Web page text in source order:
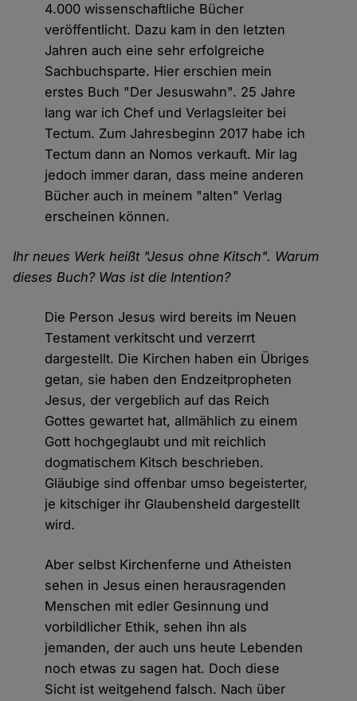
4.000 wissenschaftliche Bücher
veröffentlicht. Dazu kam in den letzten
Jahren auch eine sehr erfolgreiche
Sachbuchsparte. Hier erschien mein
erstes Buch "Der Jesuswahn". 25 Jahre
lang war ich Chef und Verlagsleiter bei
Tectum. Zum Jahresbeginn 2017 habe ich
Tectum dann an Nomos verkauft. Mir lag
jedoch immer daran, dass meine anderen
Bücher auch in meinem "alten" Verlag
erscheinen können.
Ihr neues Werk heißt "Jesus ohne Kitsch". Warum
dieses Buch? Was ist die Intention?
Die Person Jesus wird bereits im Neuen
Testament verkitscht und verzerrt
dargestellt. Die Kirchen haben ein Übriges
getan, sie haben den Endzeitpropheten
Jesus, der vergeblich auf das Reich
Gottes gewartet hat, allmählich zu einem
Gott hochgeglaubt und mit reichlich
dogmatischem Kitsch beschrieben.
Gläubige sind offenbar umso begeisterter,
je kitschiger ihr Glaubensheld dargestellt
wird.
Aber selbst Kirchenferne und Atheisten
sehen in Jesus einen herausragenden
Menschen mit edler Gesinnung und
vorbildlicher Ethik, sehen ihn als
jemanden, der auch uns heute Lebenden
noch etwas zu sagen hat. Doch diese
Sicht ist weitgehend falsch. Nach über